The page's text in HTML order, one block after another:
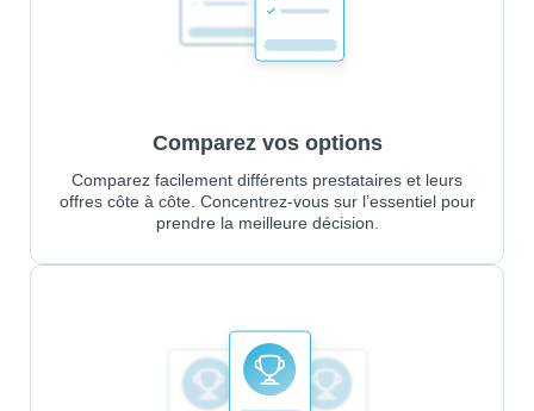
Comparez vos options
Comparez facilement différents prestataires et leurs
offres côte à côte. Concentrez-vous sur l’essentiel pour
prendre la meilleure décision.